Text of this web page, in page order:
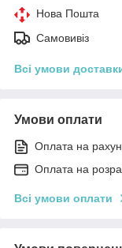
Нова Пошта
Самовивіз
Всі умови
Умови оплати
Оплата на
Оплата на
Всі умови оплати